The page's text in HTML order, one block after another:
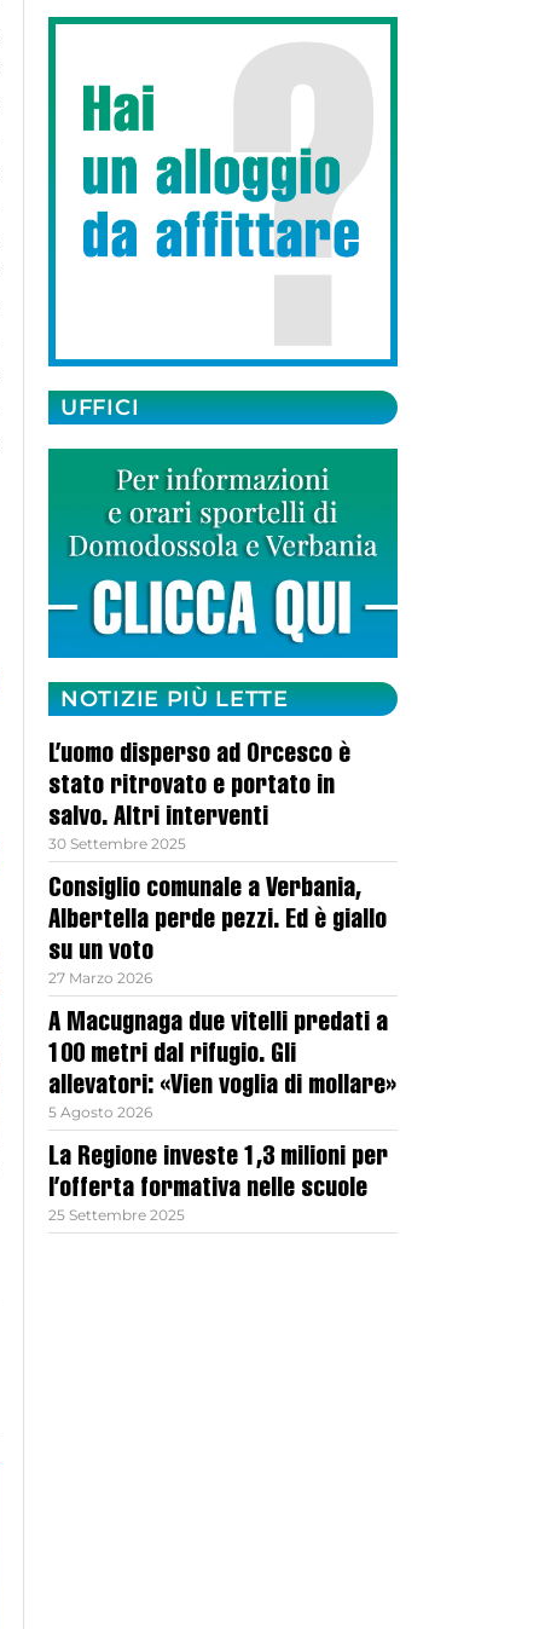
UFFICI
NOTIZIE PIÙ LETTE
L’uomo disperso ad Orcesco è
stato ritrovato e portato in
salvo. Altri interventi
30 Settembre 2025
Consiglio comunale a Verbania,
Albertella perde pezzi. Ed è giallo
su un voto
27 Marzo 2026
A Macugnaga due vitelli predati a
100 metri dal rifugio. Gli
allevatori: «Vien voglia di mollare»
5 Agosto 2026
La Regione investe 1,3 milioni per
l’offerta formativa nelle scuole
25 Settembre 2025